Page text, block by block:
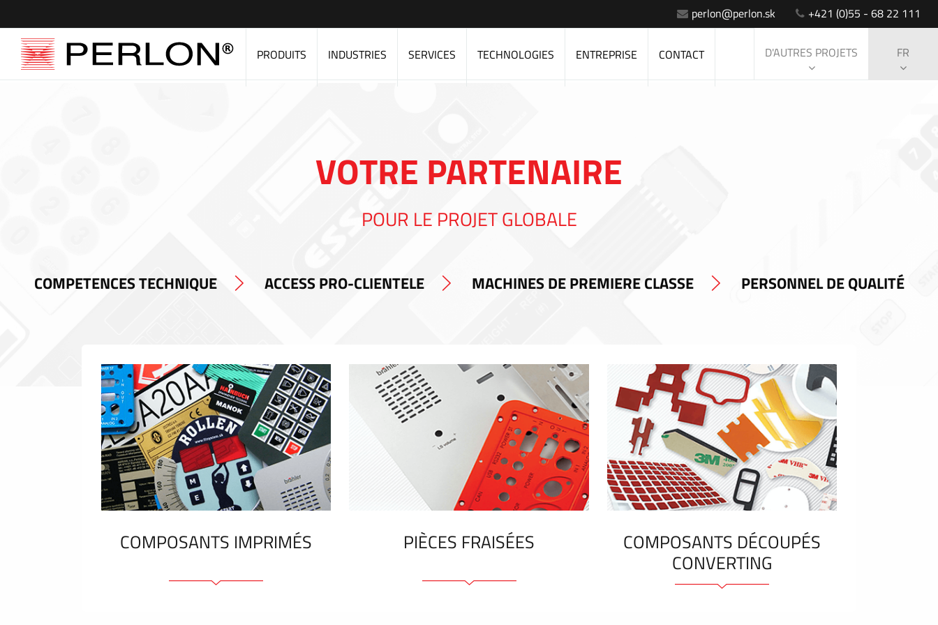
perlon@perlon.sk +421 (0)55 - 68 22 111
PRODUITS INDUSTRIES SERVICES TECHNOLOGIES ENTREPRISE CONTACT D'AUTRES PROJETS FR
VOTRE PARTENAIRE
POUR LE PROJET GLOBALE
COMPETENCES TECHNIQUE ACCESS PRO-CLIENTELE MACHINES DE PREMIERE CLASSE PERSONNEL DE QUALITÉ
COMPOSANTS IMPRIMÉS PIÈCES FRAISÉES COMPOSANTS DÉCOUPÉS
CONVERTING